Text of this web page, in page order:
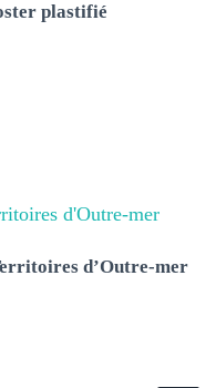
plastifié
d’Outre-mer